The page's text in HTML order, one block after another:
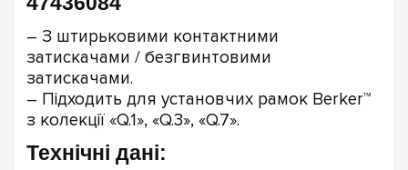
– З штирьковими контактними
затискачами / безгвинтовими
затискачами.
– Підходить для установчих рамок Berker™
з колекції «Q.1», «Q.3», «Q.7».
Технічні дані: